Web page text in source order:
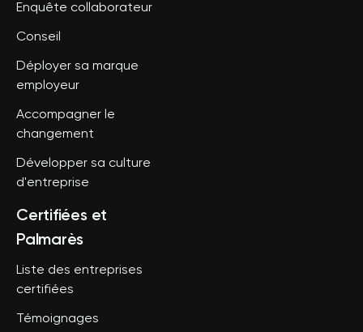
Enquête collaborateur
Conseil
Déployer sa marque
employeur
Accompagner le
changement
Développer sa culture
d'entreprise
Certifiées et
Palmarès
Liste des entreprises
certifiées
Témoignages